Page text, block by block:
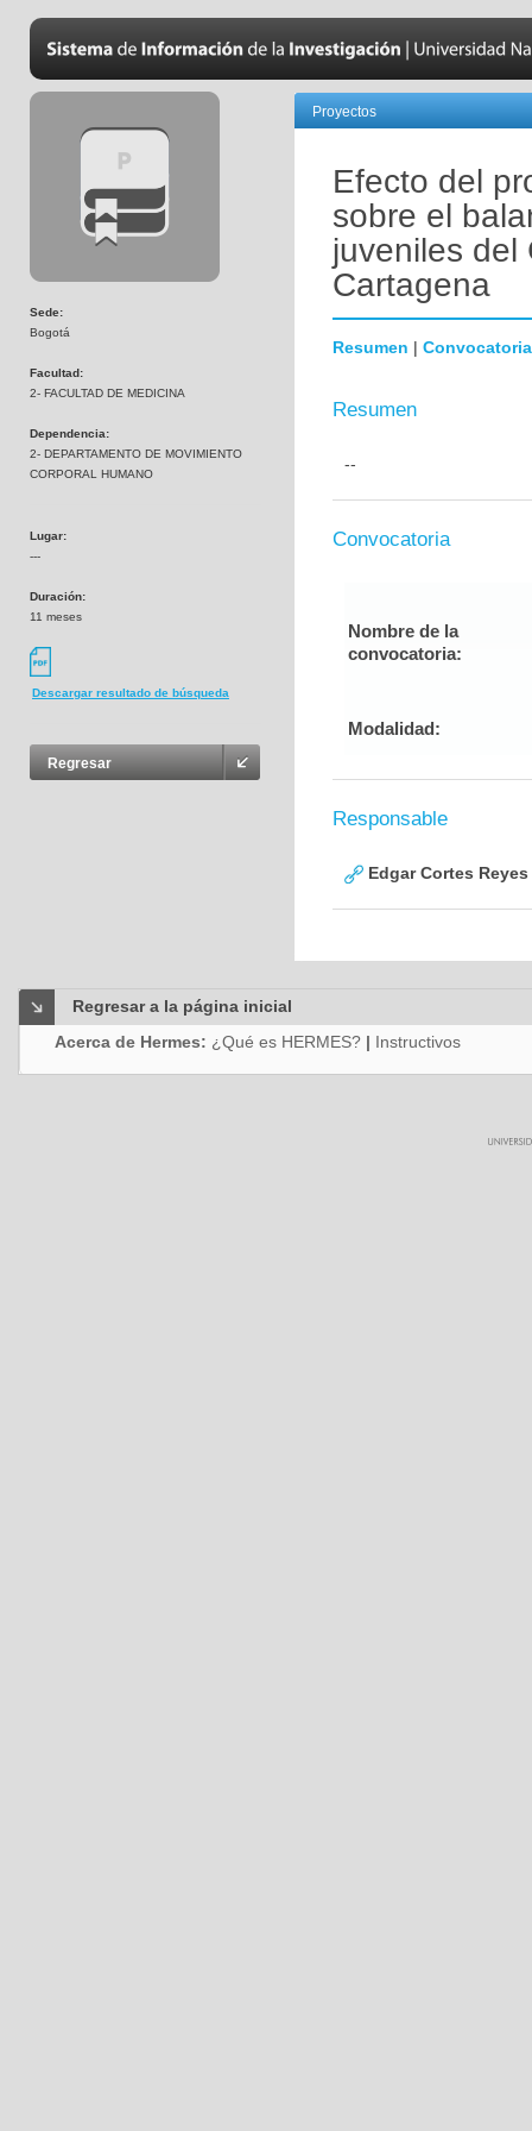
Sede:
Bogotá
Facultad:
2- FACULTAD DE MEDICINA
Dependencia:
2- DEPARTAMENTO DE MOVIMIENTO
CORPORAL HUMANO
Lugar:
---
Duración:
11 meses
Descargar resultado de búsqueda
Regresar
Proyectos
Efecto del
sobre el
juveniles del
Cartagena
Resumen | Convocatoria
Resumen
--
Convocatoria
Nombre de la
convocatoria:
Modalidad:
Responsable
Edgar Cortes Reyes
Regresar a la página inicial
Acerca de Hermes: ¿Qué es HERMES? | Instructivos